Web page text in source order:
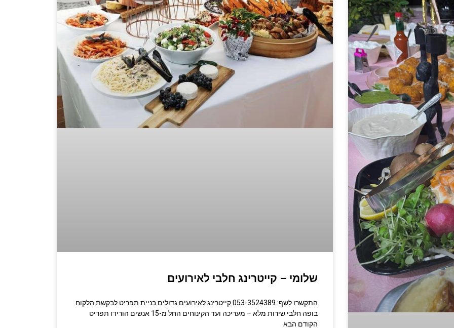
שלומי – קייטרינג חלבי לאירועים
התקשרו לשף: 053-3524389 קייטרינג לאירועים גדולים בניית תפריט לבקשת הלקוח
בופה חלבי שירות מלא – מעריכה ועד הקינוחים החל מ-15 אנשים הורידו תפריט
הקודם הבא